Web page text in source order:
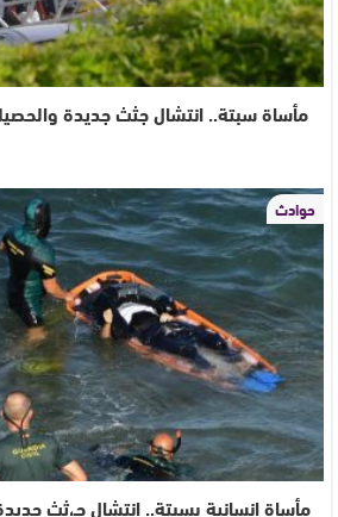
مأساة سبتة.. انتشال جثث جديدة والحصيلة
حوادث
مأساة إنسانية بسبتة.. انتشال جـ،ثث